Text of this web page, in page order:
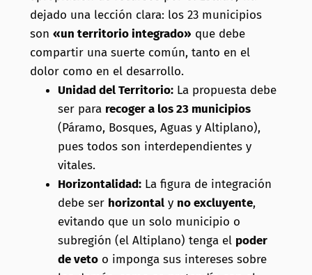
dejado una lección clara: los 23 municipios
son «un territorio integrado» que debe
compartir una suerte común, tanto en el
dolor como en el desarrollo.
Unidad del Territorio:La propuesta debe
ser para recoger a los 23 municipios
(Páramo, Bosques, Aguas y Altiplano),
pues todos son interdependientes y
vitales.
Horizontalidad:La figura de integración
debe ser horizontaly no excluyente,
evitando que un solo municipio o
subregión (el Altiplano) tenga el poder
de vetoo imponga sus intereses sobre